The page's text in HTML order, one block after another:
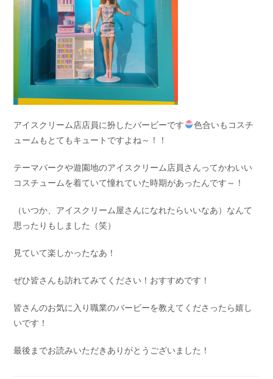
アイスクリーム店店員に扮したバービーです
色合いもコスチ
ュームもとてもキュートですよね～！！
テーマパークや遊園地のアイスクリーム店員さんってかわいい
コスチュームを着ていて憧れていた時期があったんです～！
（いつか、アイスクリーム屋さんになれたらいいなあ）なんて
思ったりもしました（笑）
見ていて楽しかったなあ！
ぜひ皆さんも訪れてみてください！おすすめです！
皆さんのお気に入り職業のバービーを教えてくださったら嬉し
いです！
最後までお読みいただきありがとうございました！